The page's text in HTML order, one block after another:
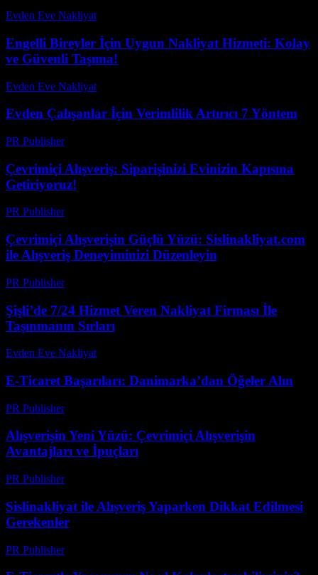
Evden Eve Nakliyat
Engelli Bireyler İçin Uygun Nakliyat Hizmeti: Kolay
ve Güvenli Taşıma!
Evden Eve Nakliyat
Evden Çalışanlar İçin Verimlilik Artırıcı 7 Yöntem
PR Publisher-
Çevrimiçi Alışveriş: Siparişinizi Evinizin Kapısına
Getiriyoruz!
PR Publisher-
Çevrimiçi Alışverişin Güçlü Yüzü: Sislinakliyat.com
ile Alışveriş Deneyiminizi Düzenleyin
PR Publisher-
Şişli’de 7/24 Hizmet Veren Nakliyat Firması İle
Taşınmanın Sırları
Evden Eve Nakliyat
E-Ticaret Başarıları: Danimarka’dan Öğeler Alın
PR Publisher-
Alışverişin Yeni Yüzü: Çevrimiçi Alışverişin
Avantajları ve İpuçları
PR Publisher-
Sislinakliyat ile Alışveriş Yaparken Dikkat Edilmesi
Gerekenler
PR Publisher-